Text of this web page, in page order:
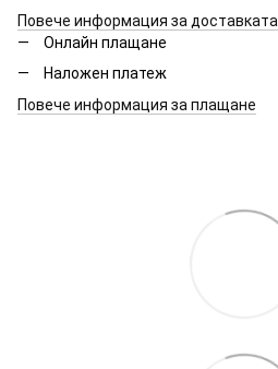
Повече информация за доставката
Онлайн плащане
Наложен платеж
Повече информация за плащане